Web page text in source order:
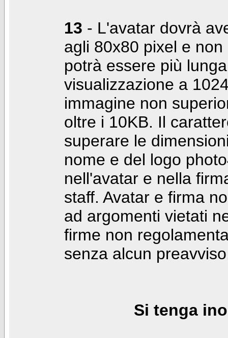
13 - L'avatar dovrà
agli 80x80 pixel e
potrà essere più
visualizzazione a
immagine non
oltre i 10KB. Il
superare le
nome e del logo
nell'avatar e nella
staff. Avatar e firma
ad argomenti vietati
firme non
senza alcun
Si tenga